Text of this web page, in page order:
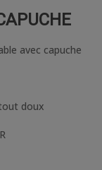
avec capuche
doux